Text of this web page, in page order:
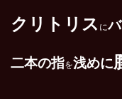
クリトリス に
二本の指を浅めに